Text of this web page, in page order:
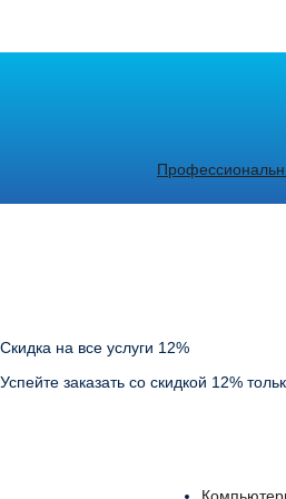
Скидка на все услуги 12%
Успейте заказать со скидкой 12%